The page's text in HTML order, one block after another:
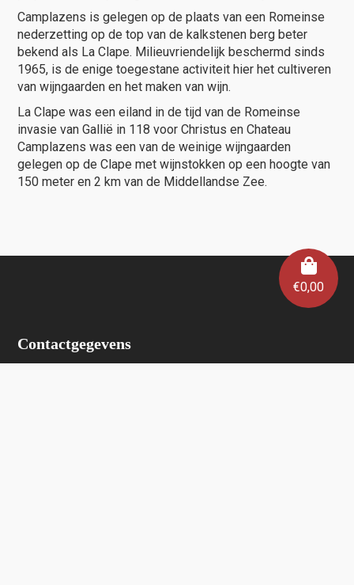
€0,00
Camplazens is gelegen op de plaats van een Romeinse
nederzetting op de top van de kalkstenen berg beter
bekend als La Clape. Milieuvriendelijk beschermd sinds
1965, is de enige toegestane activiteit hier het cultiveren
van wijngaarden en het maken van wijn.
La Clape was een eiland in de tijd van de Romeinse
invasie van Gallië in 118 voor Christus en Chateau
Camplazens was een van de weinige wijngaarden
gelegen op de Clape met wijnstokken op een hoogte van
150 meter en 2 km van de Middellandse Zee.
Contactgegevens